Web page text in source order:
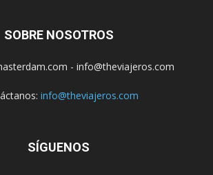
SOBRE NOSOTROS
- info@theviajeros.com
info@theviajeros.com
SÍGUENOS